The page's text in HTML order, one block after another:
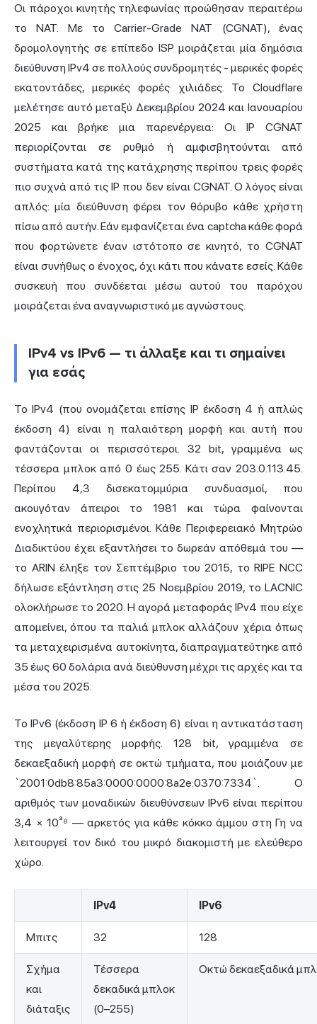
Οι πάροχοι κινητής τηλεφωνίας προώθησαν περαιτέρω
το NAT. Με το Carrier-Grade NAT (CGNAT), ένας
δρομολογητής σε επίπεδο ISP μοιράζεται μία δημόσια
διεύθυνση IPv4 σε πολλούς συνδρομητές - μερικές φορές
εκατοντάδες, μερικές φορές χιλιάδες. Το Cloudflare
μελέτησε αυτό μεταξύ Δεκεμβρίου 2024 και Ιανουαρίου
2025 και βρήκε μια παρενέργεια: Οι IP CGNAT
περιορίζονται σε ρυθμό ή αμφισβητούνται από
συστήματα κατά της κατάχρησης περίπου τρεις φορές
πιο συχνά από τις IP που δεν είναι CGNAT. Ο λόγος είναι
απλός: μία διεύθυνση φέρει τον θόρυβο κάθε χρήστη
πίσω από αυτήν. Εάν εμφανίζεται ένα captcha κάθε φορά
που φορτώνετε έναν ιστότοπο σε κινητό, το CGNAT
είναι συνήθως ο ένοχος, όχι κάτι που κάνατε εσείς. Κάθε
συσκευή που συνδέεται μέσω αυτού του παρόχου
μοιράζεται ένα αναγνωριστικό με αγνώστους.
IPv4 vs IPv6 — τι άλλαξε και τι σημαίνει
για εσάς
Το IPv4 (που ονομάζεται επίσης IP έκδοση 4 ή απλώς
έκδοση 4) είναι η παλαιότερη μορφή και αυτή που
φαντάζονται οι περισσότεροι. 32 bit, γραμμένα ως
τέσσερα μπλοκ από 0 έως 255. Κάτι σαν 203.0.113.45.
Περίπου 4,3 δισεκατομμύρια συνδυασμοί, που
ακουγόταν άπειροι το 1981 και τώρα φαίνονται
ενοχλητικά περιορισμένοι. Κάθε Περιφερειακό Μητρώο
Διαδικτύου έχει εξαντλήσει το δωρεάν απόθεμά του —
το ARIN έληξε τον Σεπτέμβριο του 2015, το RIPE NCC
δήλωσε εξάντληση στις 25 Νοεμβρίου 2019, το LACNIC
ολοκλήρωσε το 2020. Η αγορά μεταφοράς IPv4 που είχε
απομείνει, όπου τα παλιά μπλοκ αλλάζουν χέρια όπως
τα μεταχειρισμένα αυτοκίνητα, διαπραγματεύτηκε από
35 έως 60 δολάρια ανά διεύθυνση μέχρι τις αρχές και τα
μέσα του 2025.
Το IPv6 (έκδοση IP 6 ή έκδοση 6) είναι η αντικατάσταση
της μεγαλύτερης μορφής. 128 bit, γραμμένα σε
δεκαεξαδική μορφή σε οκτώ τμήματα, που μοιάζουν με
`2001:0db8:85a3:0000:0000:8a2e:0370:7334`. Ο
αριθμός των μοναδικών διευθύνσεων IPv6 είναι περίπου
3,4 × 10³⁸ — αρκετός για κάθε κόκκο άμμου στη Γη να
λειτουργεί τον δικό του μικρό διακομιστή με ελεύθερο
χώρο.
IPv4 IPv6
Μπιτς 32 128
Σχήμα
και
διάταξις
Τέσσερα
δεκαδικά μπλοκ
(0–255)
Οκτώ δεκαεξαδικά